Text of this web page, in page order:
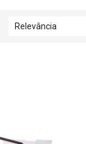
Relevância